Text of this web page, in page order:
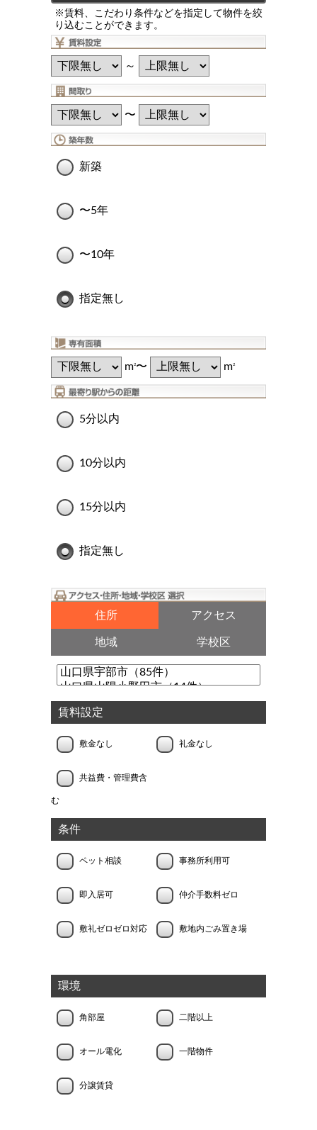
※賃料、こだわり条件などを指定して物件を絞
り込むことができます。
～
〜
新築
〜5年
〜10年
指定無し
m2〜 m2
5分以内
10分以内
15分以内
指定無し
住所 アクセス
地域 学校区
賃料設定
敷金なし 礼金なし
共益費・管理費含
む
条件
ペット相談 事務所利用可
即入居可 仲介手数料ゼロ
敷礼ゼロゼロ対応 敷地内ごみ置き場
環境
角部屋 二階以上
オール電化 一階物件
分譲賃貸